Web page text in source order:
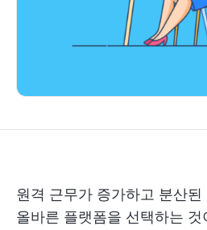
원격 근무가 증가하고 분산
올바른 플랫폼을 선택하는